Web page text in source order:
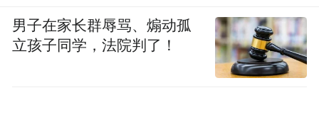
男子在家长群辱骂、煽动孤
立孩子同学，法院判了！